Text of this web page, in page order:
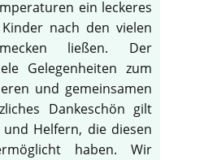
ein leckeres
nach den vielen
ließen. Der
Gelegenheiten zum
und gemeinsamen
Dankeschön gilt
Helfern, die diesen
haben. Wir